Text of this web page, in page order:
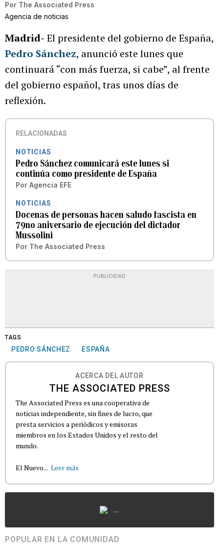
Por The Associated Press
Agencia de noticias
Madrid- El presidente del gobierno de España,
Pedro Sánchez, anunció este lunes que
continuará “con más fuerza, si cabe”, al frente
del gobierno español, tras unos días de
reflexión.
RELACIONADAS
NOTICIAS
Pedro Sánchez comunicará este lunes si
continúa como presidente de España
Por Agencia EFE
NOTICIAS
Docenas de personas hacen saludo fascista en
79no aniversario de ejecución del dictador
Mussolini
Por The Associated Press
PUBLICIDAD
TAGS
PEDRO SÁNCHEZ ESPAÑA
ACERCA DEL AUTOR
THE ASSOCIATED PRESS
The Associated Press es una cooperativa de
noticias independiente, sin fines de lucro, que
presta servicios a periódicos y emisoras
miembros en los Estados Unidos y el resto del
mundo.
El Nuevo... Leer más
...
POPULAR EN LA COMUNIDAD